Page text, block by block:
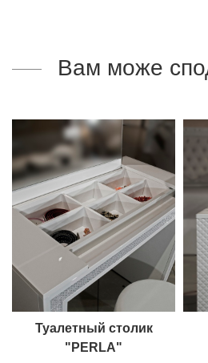
Вам може
Туалетный столик
"PERLA"